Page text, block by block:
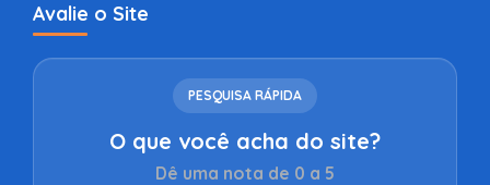
Avalie o Site
PESQUISA RÁPIDA
O que você acha do site?
Dê uma nota de 0 a 5